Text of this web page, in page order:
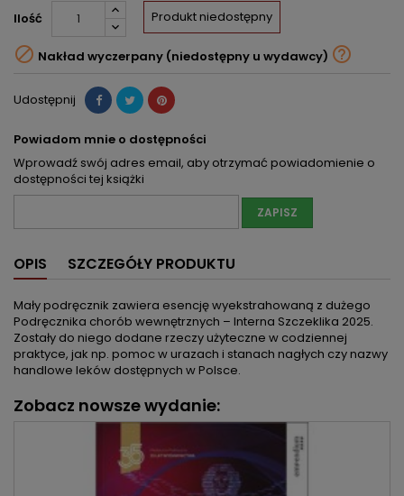
Ilość Produkt niedostępny
 Nakład wyczerpany (niedostępny u wydawcy) 
Udostępnij
Powiadom mnie o dostępności
Wprowadź swój adres email, aby otrzymać powiadomienie o
dostępności tej książki
ZAPISZ
OPIS SZCZEGÓŁY PRODUKTU
Mały podręcznik zawiera esencję wyekstrahowaną z dużego
Podręcznika chorób wewnętrznych – Interna Szczeklika 2025.
Zostały do niego dodane rzeczy użyteczne w codziennej
praktyce, jak np. pomoc w urazach i stanach nagłych czy nazwy
handlowe leków dostępnych w Polsce.
Zobacz nowsze wydanie: